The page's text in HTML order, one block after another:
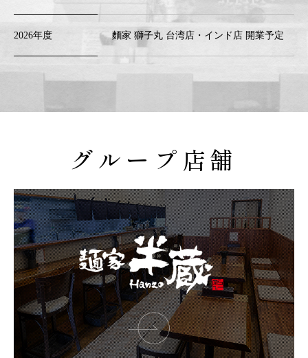
2026年度 麵家 獅子丸 台湾店・インド店 開業予定
グループ店舗